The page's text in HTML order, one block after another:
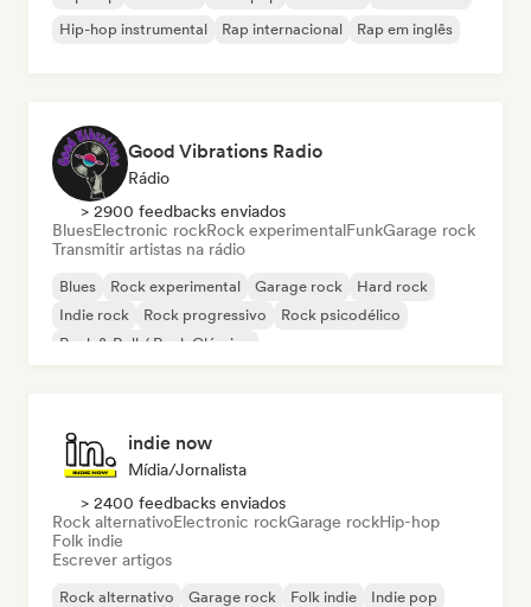
Hip-hop instrumental
Rap internacional Rap em inglês
Good Vibrations Radio
Rádio
> 2900 feedbacks enviados
BluesElectronic rockRock experimentalFunkGarage rock
Transmitir artistas na rádio
Blues Rock experimental Garage rock
Hard rock
Indie rock
Rock progressivo
Rock psicodélico
Rock & Roll / Rock Clássico
indie now
Mídia/Jornalista
> 2400 feedbacks enviados
Rock alternativoElectronic rockGarage rockHip-hop
Folk indie
Escrever artigos
Rock alternativo Garage rock Folk indie
Indie pop